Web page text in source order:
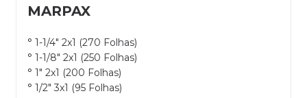
MARPAX
° 1-1/4" 2x1 (270 Folhas)
° 1-1/8" 2x1 (250 Folhas)
° 1" 2x1 (200 Folhas)
° 1/2" 3x1 (95 Folhas)